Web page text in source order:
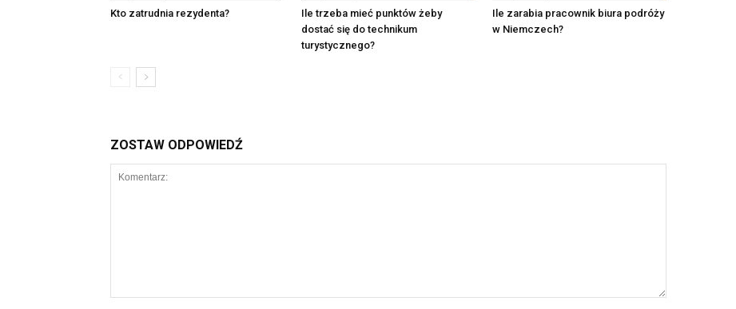
Kto zatrudnia rezydenta?
Ile trzeba mieć punktów żeby
dostać się do technikum
turystycznego?
Ile zarabia pracownik biura podróży
w Niemczech?
ZOSTAW ODPOWIEDŹ